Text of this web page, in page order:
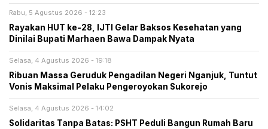
Rabu, 5 Agustus 2026 - 12:23
Rayakan HUT ke-28, IJTI Gelar Baksos Kesehatan yang
Dinilai Bupati Marhaen Bawa Dampak Nyata
Selasa, 4 Agustus 2026 - 19:18
Ribuan Massa Geruduk Pengadilan Negeri Nganjuk, Tuntut
Vonis Maksimal Pelaku Pengeroyokan Sukorejo
Selasa, 4 Agustus 2026 - 14:02
Solidaritas Tanpa Batas: PSHT Peduli Bangun Rumah Baru